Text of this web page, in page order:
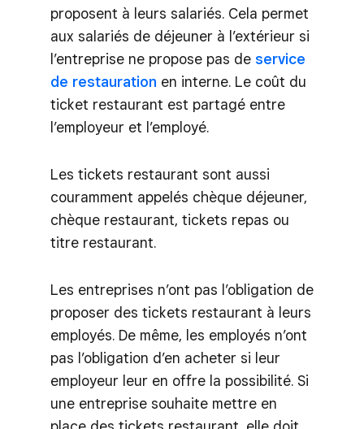
proposent à leurs salariés. Cela permet
aux salariés de déjeuner à l’extérieur si
l’entreprise ne propose pas de service
de restauration en interne. Le coût du
ticket restaurant est partagé entre
l’employeur et l’employé.
Les tickets restaurant sont aussi
couramment appelés chèque déjeuner,
chèque restaurant, tickets repas ou
titre restaurant.
Les entreprises n’ont pas l’obligation de
proposer des tickets restaurant à leurs
employés. De même, les employés n’ont
pas l’obligation d’en acheter si leur
employeur leur en offre la possibilité. Si
une entreprise souhaite mettre en